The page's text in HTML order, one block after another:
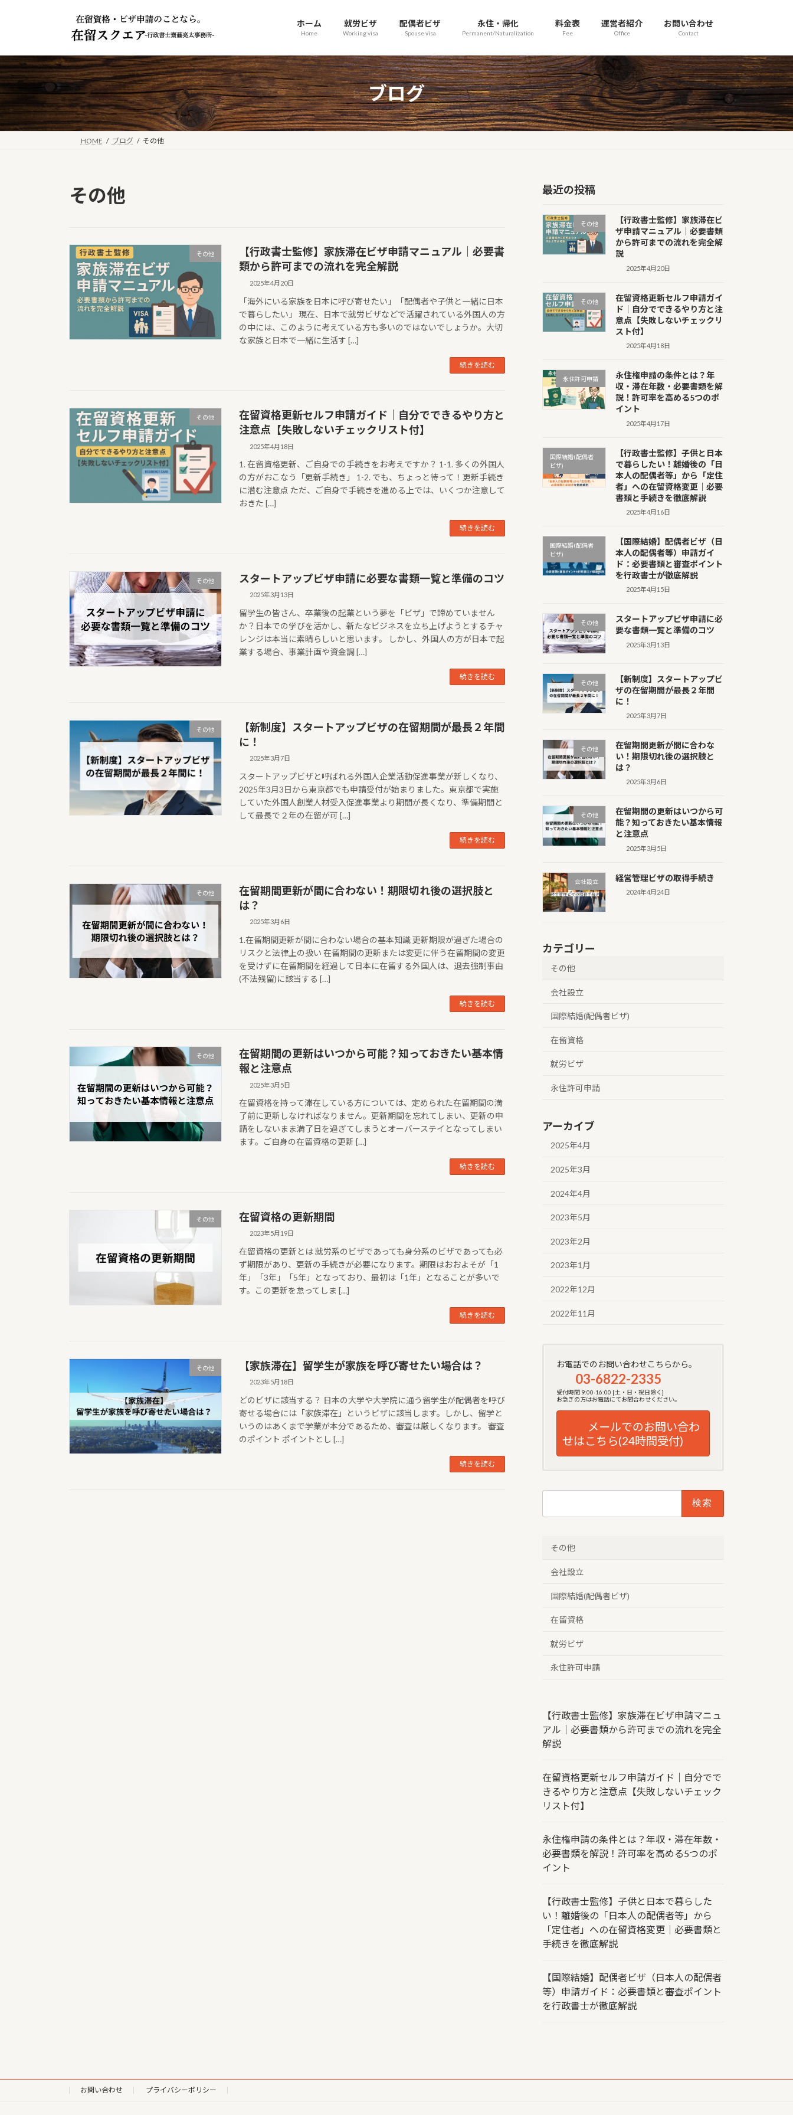
ツ
へ
ス
キ
ッ
プ
シ
ョ
ン
に
移
動
ホーム
Home
就労ビザ
Working visa
配偶者ビザ
Spouse visa
永住・帰化
Permanent/Naturalization
料金表
Fee
運営者紹介
Office
お問い合わせ
Contact
ブログ
HOME ブログ その他
その他
その他
【行政書士監修】家族滞在ビザ申請マニュアル｜必要書
類から許可までの流れを完全解説
2025年4月20日
「海外にいる家族を日本に呼び寄せたい」「配偶者や子供と一緒に日本
で暮らしたい」 現在、日本で就労ビザなどで活躍されている外国人の方
の中には、このように考えている方も多いのではないでしょうか。大切
な家族と日本で一緒に生活す […]
続きを読む
その他
在留資格更新セルフ申請ガイド｜自分でできるやり方と
注意点【失敗しないチェックリスト付】
2025年4月18日
1. 在留資格更新、ご自身での手続きをお考えですか？ 1-1. 多くの外国人
の方がおこなう「更新手続き」 1-2. でも、ちょっと待って！更新手続き
に潜む注意点 ただ、ご自身で手続きを進める上では、いくつか注意して
おきた […]
続きを読む
その他 スタートアップビザ申請に必要な書類一覧と準備のコツ
2025年3月13日
留学生の皆さん、卒業後の起業という夢を「ビザ」で諦めていません
か？日本での学びを活かし、新たなビジネスを立ち上げようとするチャ
レンジは本当に素晴らしいと思います。 しかし、外国人の方が日本で起
業する場合、事業計画や資金調 […]
続きを読む
その他
【新制度】スタートアップビザの在留期間が最長２年間
に！
2025年3月7日
スタートアップビザと呼ばれる外国人企業活動促進事業が新しくなり、
2025年3月3日から東京都でも申請受付が始まりました。東京都で実施
していた外国人創業人材受入促進事業より期間が長くなり、準備期間と
して最長で２年の在留が可 […]
続きを読む
その他
在留期間更新が間に合わない！期限切れ後の選択肢と
は？
2025年3月6日
1.在留期間更新が間に合わない場合の基本知識 更新期限が過ぎた場合の
リスクと法律上の扱い 在留期間の更新または変更に伴う在留期間の変更
を受けずに在留期間を経過して日本に在留する外国人は、退去強制事由
(不法残留)に該当する […]
続きを読む
その他
在留期間の更新はいつから可能？知っておきたい基本情
報と注意点
2025年3月5日
在留資格を持って滞在している方については、定められた在留期間の満
了前に更新しなければなりません。更新期間を忘れてしまい、更新の申
請をしないまま満了日を過ぎてしまうとオーバーステイとなってしまい
ます。ご自身の在留資格の更新 […]
続きを読む
その他 在留資格の更新期間
2023年5月19日
在留資格の更新とは 就労系のビザであっても身分系のビザであっても必
ず期限があり、更新の手続きが必要になります。期限はおおよそが「1
年」「3年」「5年」となっており、最初は「1年」となることが多いで
す。この更新を怠ってしま […]
続きを読む
その他 【家族滞在】留学生が家族を呼び寄せたい場合は？
2023年5月18日
どのビザに該当する？ 日本の大学や大学院に通う留学生が配偶者を呼び
寄せる場合には「家族滞在」というビザに該当します。しかし、留学と
いうのはあくまで学業が本分であるため、審査は厳しくなります。 審査
のポイント ポイントとし […]
続きを読む
最近の投稿
その他
【行政書士監修】家族滞在ビ
ザ申請マニュアル｜必要書類
から許可までの流れを完全解
説
2025年4月20日
その他
在留資格更新セルフ申請ガイ
ド｜自分でできるやり方と注
意点【失敗しないチェックリ
スト付】
2025年4月18日
永住許可申請
永住権申請の条件とは？年
収・滞在年数・必要書類を解
説！許可率を高める5つのポ
イント
2025年4月17日
国際結婚(配偶者
ビザ)
【行政書士監修】子供と日本
で暮らしたい！離婚後の「日
本人の配偶者等」から「定住
者」への在留資格変更｜必要
書類と手続きを徹底解説
2025年4月16日
国際結婚(配偶者
ビザ)
【国際結婚】配偶者ビザ（日
本人の配偶者等）申請ガイ
ド：必要書類と審査ポイント
を行政書士が徹底解説
2025年4月15日
その他
スタートアップビザ申請に必
要な書類一覧と準備のコツ
2025年3月13日
その他
【新制度】スタートアップビ
ザの在留期間が最長２年間
に！
2025年3月7日
その他
在留期間更新が間に合わな
い！期限切れ後の選択肢と
は？
2025年3月6日
その他
在留期間の更新はいつから可
能？知っておきたい基本情報
と注意点
2025年3月5日
会社設立 経営管理ビザの取得手続き
2024年4月24日
カテゴリー
その他
会社設立
国際結婚(配偶者ビザ)
在留資格
就労ビザ
永住許可申請
アーカイブ
2025年4月
2025年3月
2024年4月
2023年5月
2023年2月
2023年1月
2022年12月
2022年11月
お電話でのお問い合わせこちらから。
03-6822-2335
受付時間 9:00-16:00 [土・日・祝日除く]
お急ぎの方はお電話にてお問合わせください。
メールでのお問い合わ
せはこちら(24時間受付)
その他
会社設立
国際結婚(配偶者ビザ)
在留資格
就労ビザ
永住許可申請
【行政書士監修】家族滞在ビザ申請マニュ
アル｜必要書類から許可までの流れを完全
解説
在留資格更新セルフ申請ガイド｜自分でで
きるやり方と注意点【失敗しないチェック
リスト付】
永住権申請の条件とは？年収・滞在年数・
必要書類を解説！許可率を高める5つのポ
イント
【行政書士監修】子供と日本で暮らした
い！離婚後の「日本人の配偶者等」から
「定住者」への在留資格変更｜必要書類と
手続きを徹底解説
【国際結婚】配偶者ビザ（日本人の配偶者
等）申請ガイド：必要書類と審査ポイント
を行政書士が徹底解説
お問い合わせ プライバシーポリシー